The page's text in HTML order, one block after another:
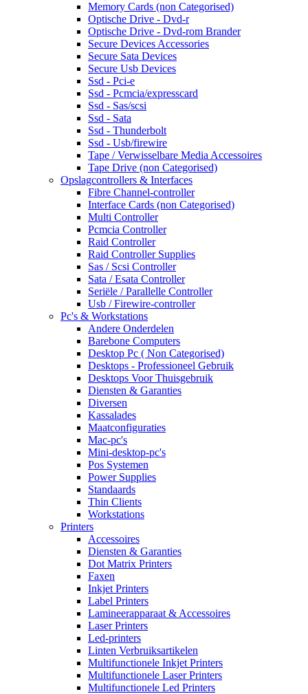
Memory Cards (non Categorised)
Optische Drive - Dvd-r
Optische Drive - Dvd-rom Brander
Secure Devices Accessories
Secure Sata Devices
Secure Usb Devices
Ssd - Pci-e
Ssd - Pcmcia/expresscard
Ssd - Sas/scsi
Ssd - Sata
Ssd - Thunderbolt
Ssd - Usb/firewire
Tape / Verwisselbare Media Accessoires
Tape Drive (non Categorised)
Opslagcontrollers & Interfaces
Fibre Channel-controller
Interface Cards (non Categorised)
Multi Controller
Pcmcia Controller
Raid Controller
Raid Controller Supplies
Sas / Scsi Controller
Sata / Esata Controller
Seriële / Parallelle Controller
Usb / Firewire-controller
Pc's & Workstations
Andere Onderdelen
Barebone Computers
Desktop Pc ( Non Categorised)
Desktops - Professioneel Gebruik
Desktops Voor Thuisgebruik
Diensten & Garanties
Diversen
Kassalades
Maatconfiguraties
Mac-pc's
Mini-desktop-pc's
Pos Systemen
Power Supplies
Standaards
Thin Clients
Workstations
Printers
Accessoires
Diensten & Garanties
Dot Matrix Printers
Faxen
Inkjet Printers
Label Printers
Lamineerapparaat & Accessoires
Laser Printers
Led-printers
Linten Verbruiksartikelen
Multifunctionele Inkjet Printers
Multifunctionele Laser Printers
Multifunctionele Led Printers